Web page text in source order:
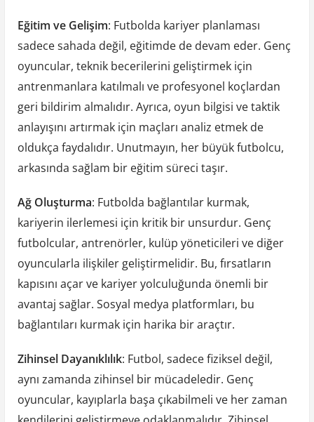
Eğitim ve Gelişim: Futbolda kariyer planlaması
sadece sahada değil, eğitimde de devam eder. Genç
oyuncular, teknik becerilerini geliştirmek için
antrenmanlara katılmalı ve profesyonel koçlardan
geri bildirim almalıdır. Ayrıca, oyun bilgisi ve taktik
anlayışını artırmak için maçları analiz etmek de
oldukça faydalıdır. Unutmayın, her büyük futbolcu,
arkasında sağlam bir eğitim süreci taşır.
Ağ Oluşturma: Futbolda bağlantılar kurmak,
kariyerin ilerlemesi için kritik bir unsurdur. Genç
futbolcular, antrenörler, kulüp yöneticileri ve diğer
oyuncularla ilişkiler geliştirmelidir. Bu, fırsatların
kapısını açar ve kariyer yolculuğunda önemli bir
avantaj sağlar. Sosyal medya platformları, bu
bağlantıları kurmak için harika bir araçtır.
Zihinsel Dayanıklılık: Futbol, sadece fiziksel değil,
aynı zamanda zihinsel bir mücadeledir. Genç
oyuncular, kayıplarla başa çıkabilmeli ve her zaman